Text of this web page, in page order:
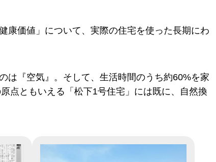
康価値」について、実際の住宅を使った長期にわ
は『空気』。そして、生活時間のうち約60%を家
点ともいえる「松下1号住宅」には既に、自然換